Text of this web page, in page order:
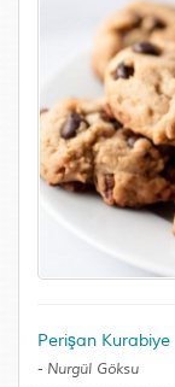
Perişan Kurabiye
- Nurgül Göksu